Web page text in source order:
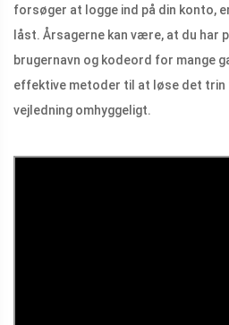
forsøger at logge ind på din konto,
låst. Årsagerne kan være, at du har
brugernavn og kodeord for mange
effektive metoder til at løse det
vejledning omhyggeligt.